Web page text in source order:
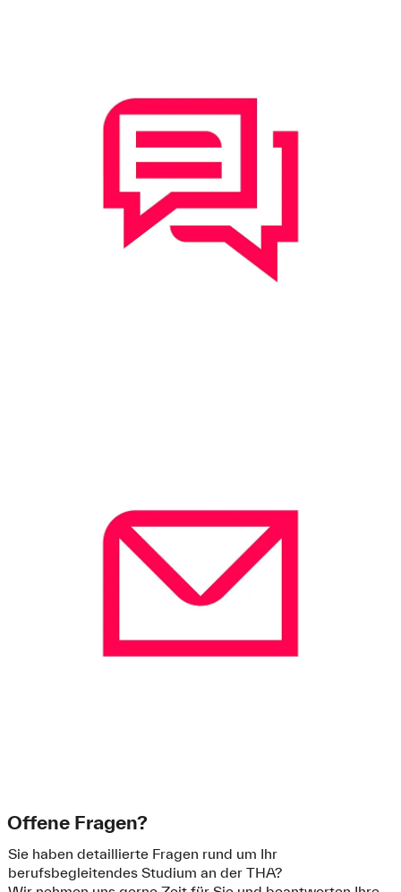
Offene Fragen?
Sie haben detaillierte Fragen rund um Ihr
berufsbegleitendes Studium an der THA?